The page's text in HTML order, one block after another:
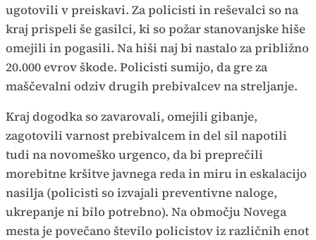
ugotovili v preiskavi. Za policisti in reševalci so na
kraj prispeli še gasilci, ki so požar stanovanjske hiše
omejili in pogasili. Na hiši naj bi nastalo za približno
20.000 evrov škode. Policisti sumijo, da gre za
maščevalni odziv drugih prebivalcev na streljanje.
Kraj dogodka so zavarovali, omejili gibanje,
zagotovili varnost prebivalcem in del sil napotili
tudi na novomeško urgenco, da bi preprečili
morebitne kršitve javnega reda in miru in eskalacijo
nasilja (policisti so izvajali preventivne naloge,
ukrepanje ni bilo potrebno). Na območju Novega
mesta je povečano število policistov iz različnih enot